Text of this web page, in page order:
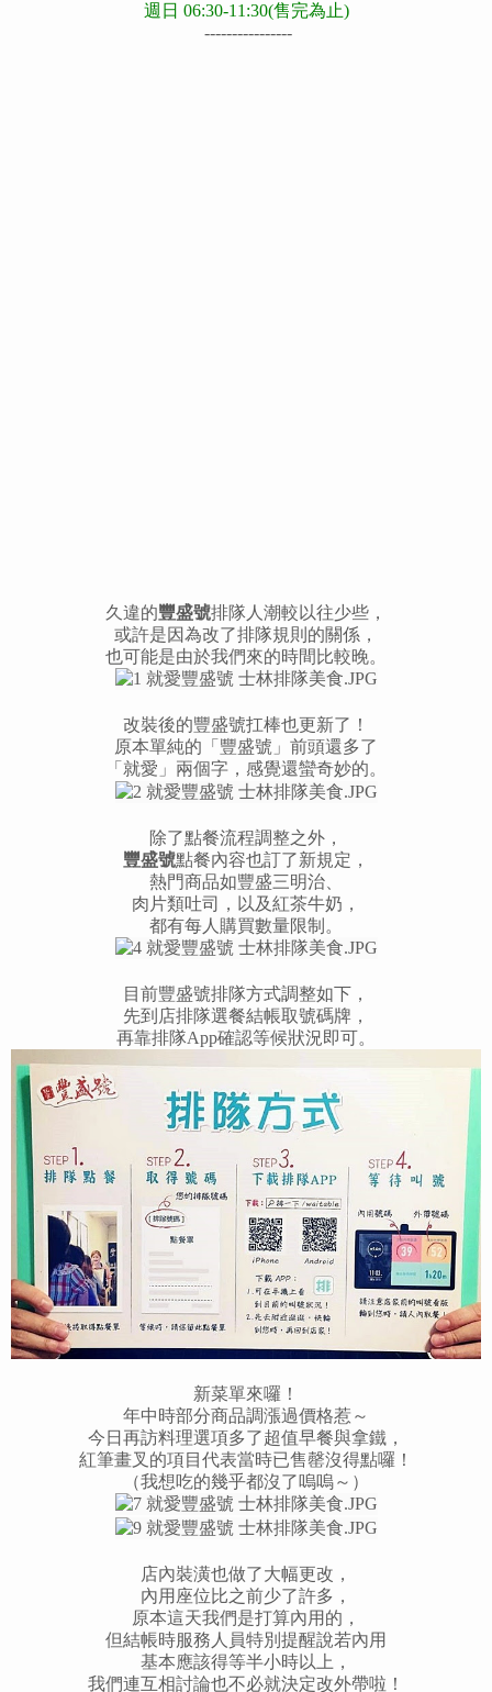
週日 06:30-11:30(售完為止)
----------------
久違的豐盛號排隊人潮較以往少些，
或許是因為改了排隊規則的關係，
也可能是由於我們來的時間比較晚。
改裝後的豐盛號扛棒也更新了！
原本單純的「豐盛號」前頭還多了
「就愛」兩個字，感覺還蠻奇妙的。
除了點餐流程調整之外，
豐盛號點餐內容也訂了新規定，
熱門商品如豐盛三明治、
肉片類吐司，以及紅茶牛奶，
都有每人購買數量限制。
目前豐盛號排隊方式調整如下，
先到店排隊選餐結帳取號碼牌，
再靠排隊App確認等候狀況即可。
新菜單來囉！
年中時部分商品調漲過價格惹～
今日再訪料理選項多了超值早餐與拿鐵，
紅筆畫叉的項目代表當時已售罄沒得點囉！
（我想吃的幾乎都沒了嗚嗚～）
店內裝潢也做了大幅更改，
內用座位比之前少了許多，
原本這天我們是打算內用的，
但結帳時服務人員特別提醒說若內用
基本應該得等半小時以上，
我們連互相討論也不必就決定改外帶啦！